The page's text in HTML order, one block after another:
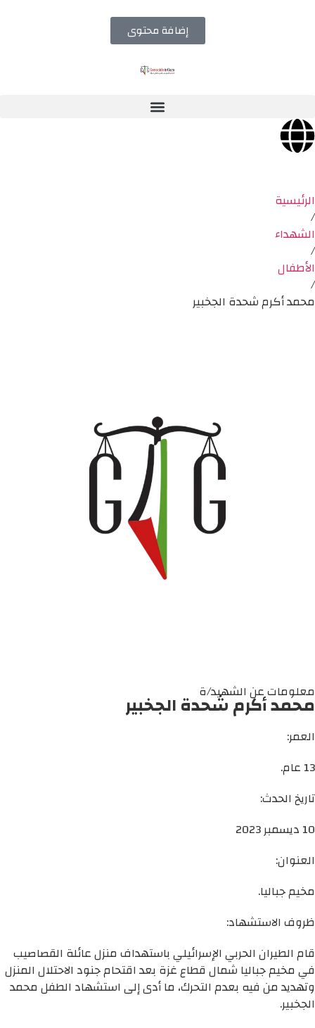
إضافة محتوى
الرئيسية
/
الشهداء
/
الأطفال
/
محمد أكرم شحدة الجخبير
معلومات عن الشهيد/ة
محمد أكرم شحدة الجخبير
العمر:
13 عام.
تاريخ الحدث:
10 ديسمبر 2023
العنوان:
مخيم جباليا.
ظروف الاستشهاد:
قام الطيران الحربي الإسرائيلي باستهداف منزل عائلة القصاصيب
في مخيم جباليا شمال قطاع غزة بعد اقتحام جنود الاحتلال المنزل
وتهديد من فيه بعدم التحرك، ما أدى إلى استشهاد الطفل محمد
الجخبير.